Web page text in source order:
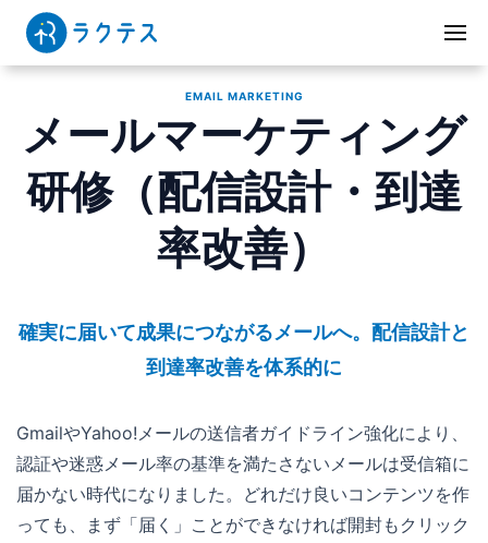
EMAIL MARKETING
メールマーケティング
研修（配信設計・到達
率改善）
確実に届いて成果につながるメールへ。配信設計と
到達率改善を体系的に
GmailやYahoo!メールの送信者ガイドライン強化により、
認証や迷惑メール率の基準を満たさないメールは受信箱に
届かない時代になりました。どれだけ良いコンテンツを作
っても、まず「届く」ことができなければ開封もクリック